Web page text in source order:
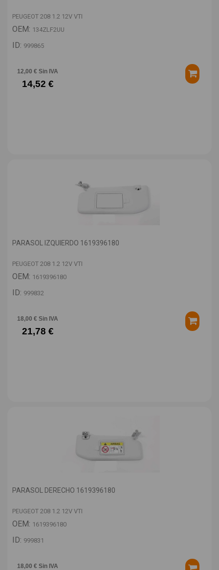
PEUGEOT 208 1.2 12V VTI
OEM: 134ZLF2UU
ID: 999865
12,00 € Sin IVA
14,52 €
PARASOL IZQUIERDO 1619396180
PEUGEOT 208 1.2 12V VTI
OEM: 1619396180
ID: 999832
18,00 € Sin IVA
21,78 €
PARASOL DERECHO 1619396180
PEUGEOT 208 1.2 12V VTI
OEM: 1619396180
ID: 999831
18,00 € Sin IVA